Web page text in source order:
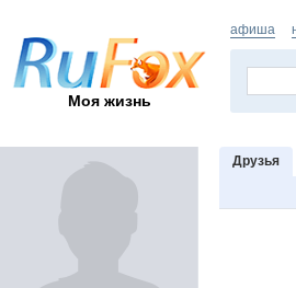
Моя жизнь
афиша
Друзья